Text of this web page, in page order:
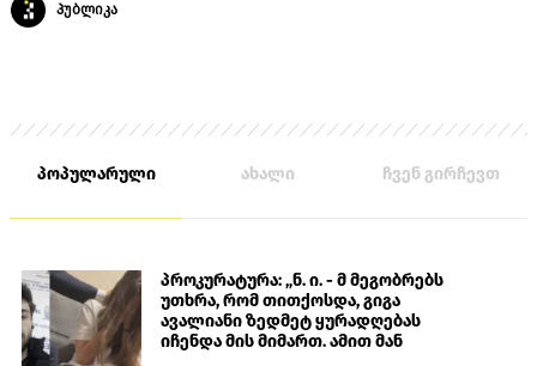
პუბლიკა
პოპულარული ახალი ჩვენ გირჩევთ
პროკურატურა: „ნ. ი. - მ მეგობრებს
უთხრა, რომ თითქოსდა, გიგა
ავალიანი ზედმეტ ყურადღებას
იჩენდა მის მიმართ. ამით მან